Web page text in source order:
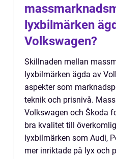
lyxbilmärken
Volkswagen?
Skillnaden mellan
lyxbilmärken ägda av
aspekter som
teknik och prisnivå.
Volkswagen och Škoda
bra kvalitet till
lyxbilmärken som Audi,
mer inriktade på lyx och